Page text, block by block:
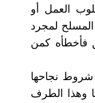
العمل أو
لمجرد
فأخطأه كمن
شروط نجاحها
وهذا الطرف